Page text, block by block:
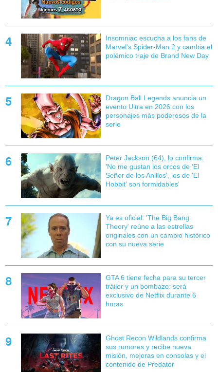
Insomniac escucha a los fans de
Marvel's Spider-Man 2 y cambia el
polémico traje de Brand New Day
Dragon Ball Legends anuncia un
evento Ultra en 2026 con los
personajes más poderosos de la
serie
Peter Jackson (64), lo confirma:
'No me gustan los orcos de 'El
Señor de los Anillos', los de 'El
Hobbit' son formidables'
Ya es oficial: 'The Big Bang
Theory' reúne a las estrellas
originales con un cambio histórico
con su nueva serie
GTA 6 tiene fecha para su tercer
tráiler y un bombazo: será
exclusivo de Netflix durante 6
horas
Ghost Recon Wildlands confirma
sus rumores y recibe nueva
misión, mejoras en consolas y el
contenido de Predator